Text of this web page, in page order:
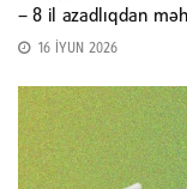
– 8 il azadlıqdan
16 İYUN 2026